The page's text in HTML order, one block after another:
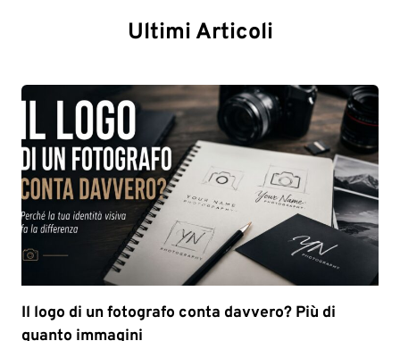
Ultimi Articoli
Il logo di un fotografo conta davvero? Più di
quanto immagini